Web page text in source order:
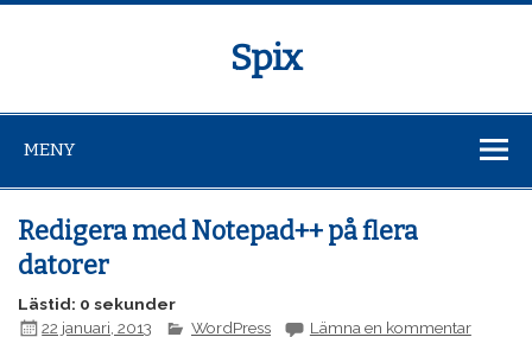
Spix
MENY
Redigera med Notepad++ på flera
datorer
Lästid: 0 sekunder
22 januari, 2013
WordPress Lämna en kommentar